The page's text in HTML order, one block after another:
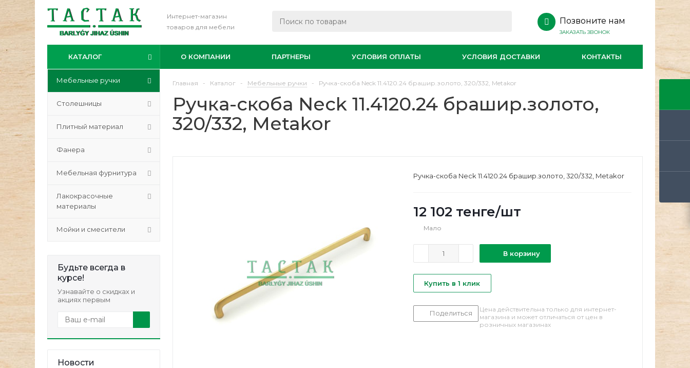
Интернет-магазин
товаров для мебели
Позвоните нам
ЗАКАЗАТЬ ЗВОНОК
КАТАЛОГ О КОМПАНИИ ПАРТНЕРЫ УСЛОВИЯ ОПЛАТЫ УСЛОВИЯ ДОСТАВКИ КОНТАКТЫ
Мебельные ручки
Столешницы
Плитный материал
Фанера
Мебельная фурнитура
Лакокрасочные
материалы
Мойки и смесители
Будьте всегда в
курсе!
Узнавайте о скидках и
акциях первым
Новости
Главная - Каталог - Мебельные ручки - Ручка-скоба Neck 11.4120.24 брашир.золото, 320/332, Metakor
Ручка-скоба Neck 11.4120.24 брашир.золото,
320/332, Metakor
Ручка-скоба Neck 11.4120.24 брашир.золото, 320/332, Metakor
12 102 тенге/шт
Мало
В корзину
Купить в 1 клик
Поделиться
Цена действительна только для интернет-
магазина и может отличаться от цен в
розничных магазинах